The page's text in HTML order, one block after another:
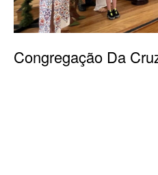
Congregação Da